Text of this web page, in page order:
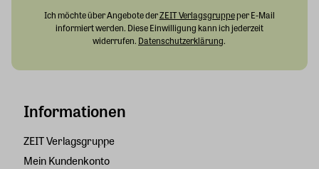
Informationen
ZEIT Verlagsgruppe
Mein Kundenkonto
Ich möchte über Angebote derZEIT Verlagsgruppeper E-Mail
informiert werden. Diese Einwilligung kann ich jederzeit
widerrufen. Datenschutzerklärung.